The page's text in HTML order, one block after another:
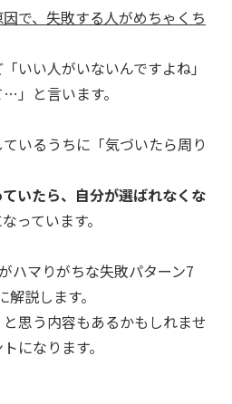
で、失敗する人がめちゃくち
いい人がいないんですよね」
」と言います。
いるうちに「気づいたら周り
ていたら、自分が選ばれなくな
っています。
ハマりがちな失敗パターン7
説します。
と思う内容もあるかもしれませ
になります。